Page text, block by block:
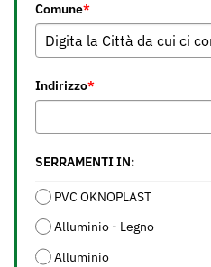
Comune*
Indirizzo*
SERRAMENTI IN:
PVC OKNOPLAST
Alluminio - Legno
Alluminio